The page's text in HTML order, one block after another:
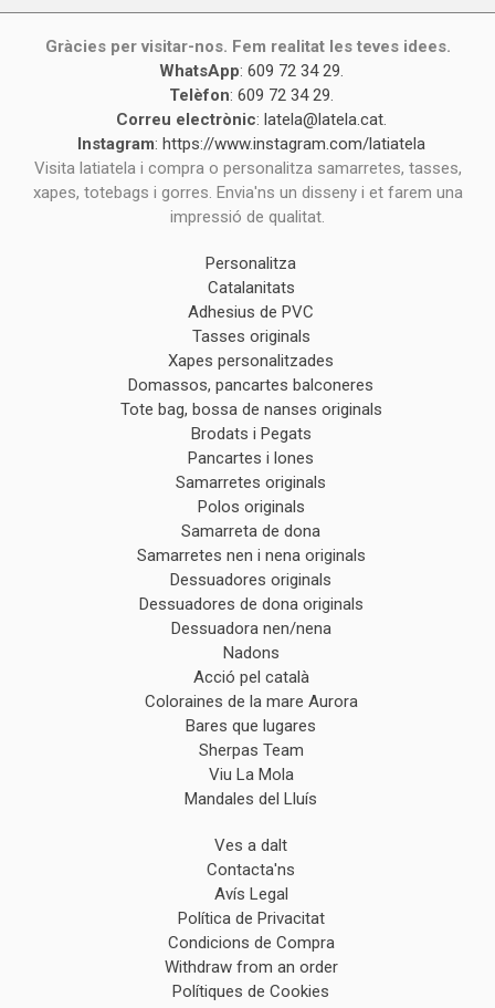
Gràcies per visitar-nos. Fem realitat les teves idees.
WhatsApp: 609 72 34 29.
Telèfon: 609 72 34 29.
Correu electrònic: latela@latela.cat.
Instagram: https://www.instagram.com/latiatela
Visita latiatela i compra o personalitza samarretes, tasses,
xapes, totebags i gorres. Envia'ns un disseny i et farem una
impressió de qualitat.
Personalitza
Catalanitats
Adhesius de PVC
Tasses originals
Xapes personalitzades
Domassos, pancartes balconeres
Tote bag, bossa de nanses originals
Brodats i Pegats
Pancartes i lones
Samarretes originals
Polos originals
Samarreta de dona
Samarretes nen i nena originals
Dessuadores originals
Dessuadores de dona originals
Dessuadora nen/nena
Nadons
Acció pel català
Coloraines de la mare Aurora
Bares que lugares
Sherpas Team
Viu La Mola
Mandales del Lluís
Ves a dalt
Contacta'ns
Avís Legal
Política de Privacitat
Condicions de Compra
Withdraw from an order
Polítiques de Cookies